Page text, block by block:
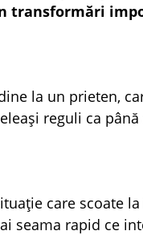
transformări
la un prieten,
reguli ca până
care scoate
seama rapid ce